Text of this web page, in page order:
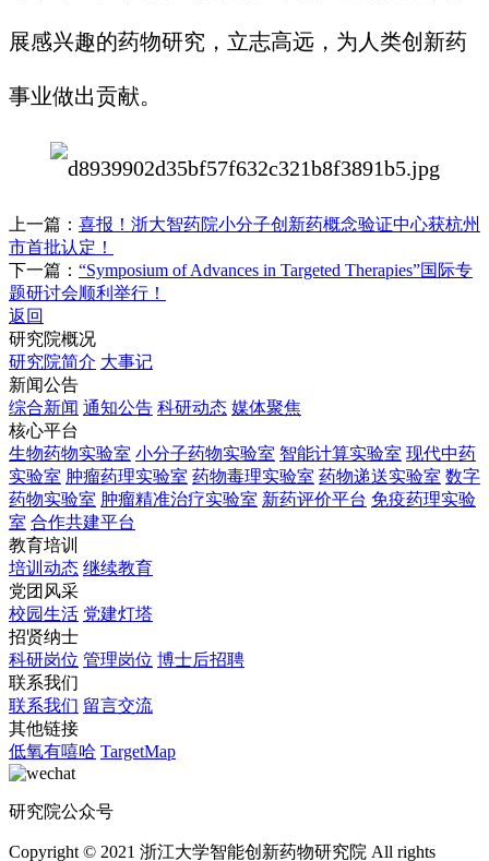
展感兴趣的药物研究，立志高远，为人类创新药
事业做出贡献。
上一篇： 喜报！浙大智药院小分子创新药概念验证中心获杭州
市首批认定！
下一篇： “Symposium of Advances in Targeted Therapies”国际专
题研讨会顺利举行！
返回
研究院概况
研究院简介 大事记
新闻公告
综合新闻 通知公告 科研动态 媒体聚焦
核心平台
生物药物实验室 小分子药物实验室 智能计算实验室 现代中药
实验室 肿瘤药理实验室 药物毒理实验室 药物递送实验室 数字
药物实验室 肿瘤精准治疗实验室 新药评价平台 免疫药理实验
室 合作共建平台
教育培训
培训动态 继续教育
党团风采
校园生活 党建灯塔
招贤纳士
科研岗位 管理岗位 博士后招聘
联系我们
联系我们 留言交流
其他链接
低氧有嘻哈 TargetMap
研究院公众号
Copyright © 2021 浙江大学智能创新药物研究院 All rights